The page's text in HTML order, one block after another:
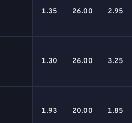
1.35 26.00 2.95
1.30 26.00 3.25
1.93 20.00 1.85